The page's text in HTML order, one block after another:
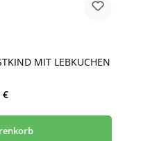
MIT LEBKUCHEN
Preis:
€